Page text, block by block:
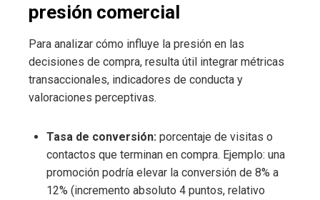
presión comercial
Para analizar cómo influye la presión en las
decisiones de compra, resulta útil integrar métricas
transaccionales, indicadores de conducta y
valoraciones perceptivas.
Tasa de conversión: porcentaje de visitas o
contactos que terminan en compra. Ejemplo: una
promoción podría elevar la conversión de 8% a
12% (incremento absoluto 4 puntos, relativo